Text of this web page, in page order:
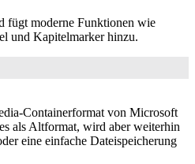
moderne Funktionen wie
und Kapitelmarker hinzu.
Containerformat von Microsoft
als Altformat, wird aber weiterhin
eine einfache Dateispeicherung